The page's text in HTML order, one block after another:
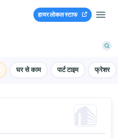
हायर लोकल स्टाफ
घर से काम पार्ट टाइम फ्रेशर